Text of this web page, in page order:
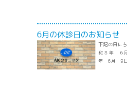
6月の休診日のお知らせ
下記の日に
和８年 6
年 6月 9日